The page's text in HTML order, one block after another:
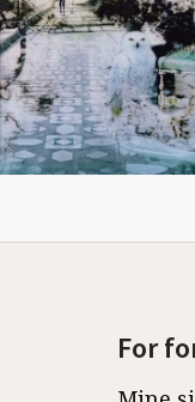
For